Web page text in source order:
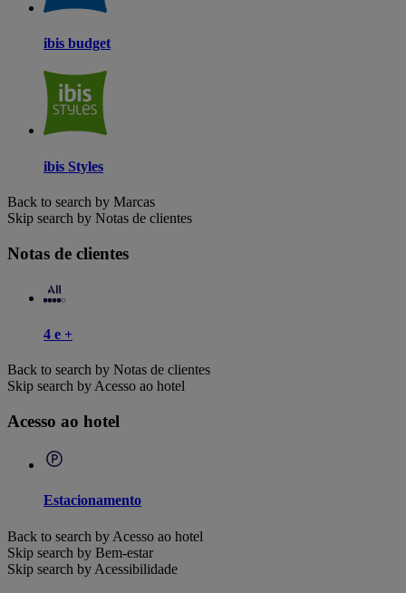
ibis budget
ibis Styles
Back to search by Marcas
Skip search by Notas de clientes
Notas de clientes
4 e +
Back to search by Notas de clientes
Skip search by Acesso ao hotel
Acesso ao hotel
Estacionamento
Back to search by Acesso ao hotel
Skip search by Bem-estar
Skip search by Acessibilidade